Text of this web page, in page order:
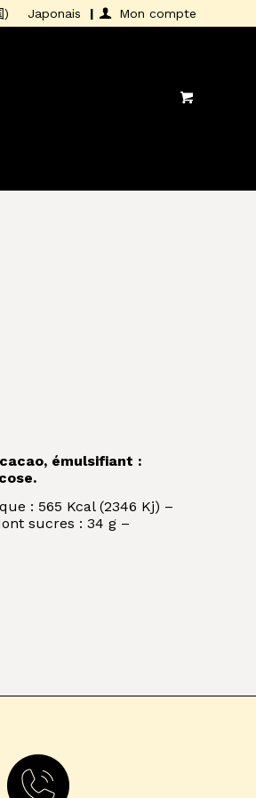
) Japonais Mon compte
émulsifiant :
: 565 Kcal (2346 Kj) –
sucres : 34 g –